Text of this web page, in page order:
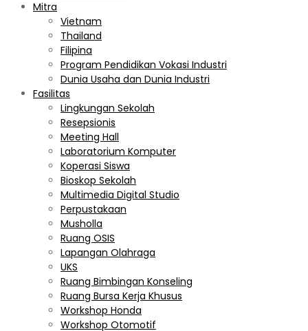
Mitra
Vietnam
Thailand
Filipina
Program Pendidikan Vokasi Industri
Dunia Usaha dan Dunia Industri
Fasilitas
Lingkungan Sekolah
Resepsionis
Meeting Hall
Laboratorium Komputer
Koperasi Siswa
Bioskop Sekolah
Multimedia Digital Studio
Perpustakaan
Musholla
Ruang OSIS
Lapangan Olahraga
UKS
Ruang Bimbingan Konseling
Ruang Bursa Kerja Khusus
Workshop Honda
Workshop Otomotif